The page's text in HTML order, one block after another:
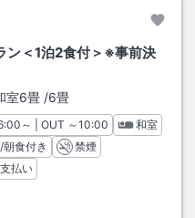
ン＜1泊2食付＞※事前決
室6畳 /6畳
ェックイン
～ | OUT チェックアウト
～10:00
和室
朝食付き
禁煙
払い